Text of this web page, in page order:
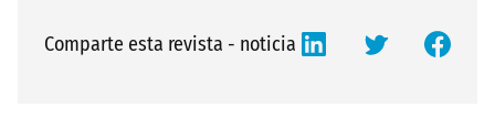
Comparte esta revista - noticia